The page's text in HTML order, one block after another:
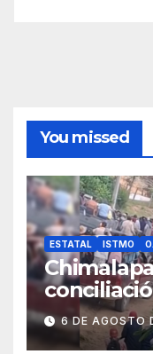
You missed
ESTATAL ISTMO
ejidos
definir
6 DE AGOSTO